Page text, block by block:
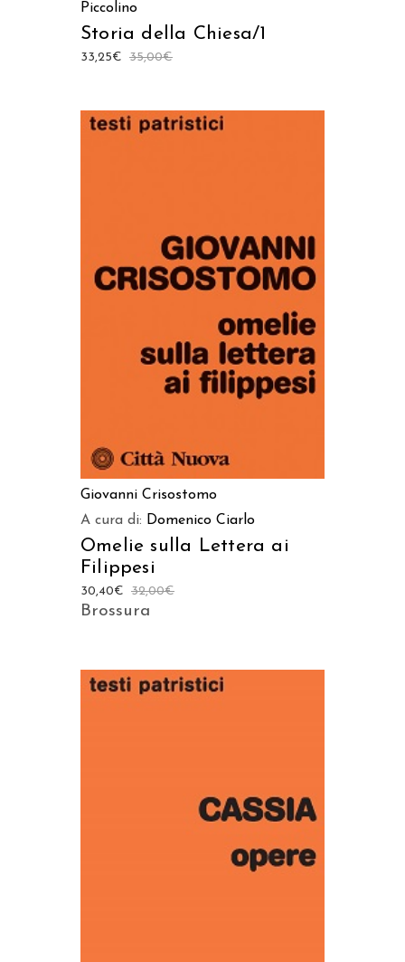
Piccolino
Storia della Chiesa/1
35,00€
33,25€
AGGIUNGI AL CARRELLO
Giovanni Crisostomo
A cura di: Domenico Ciarlo
Omelie sulla Lettera ai
Filippesi
32,00€
30,40€
Brossura
AGGIUNGI AL CARRELLO